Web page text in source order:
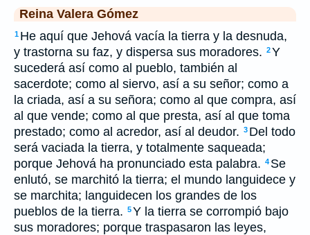
Reina Valera Gómez
1 He aquí que Jehová vacía la tierra y la desnuda,
y trastorna su faz, y dispersa sus moradores. 2Y
sucederá así como al pueblo, también al
sacerdote; como al siervo, así a su señor; como a
la criada, así a su señora; como al que compra, así
al que vende; como al que presta, así al que toma
prestado; como al acredor, así al deudor. 3 Del todo
será vaciada la tierra, y totalmente saqueada;
porque Jehová ha pronunciado esta palabra. 4 Se
enlutó, se marchitó la tierra; el mundo languidece y
se marchita; languidecen los grandes de los
pueblos de la tierra. 5Y la tierra se corrompió bajo
sus moradores; porque traspasaron las leyes,